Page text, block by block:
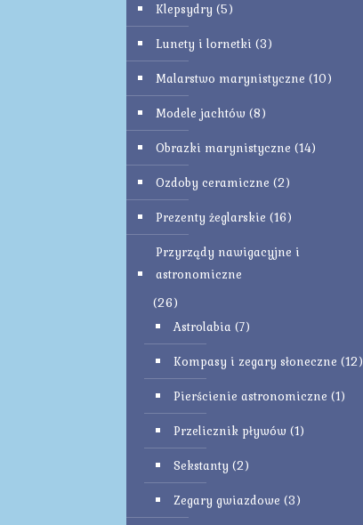
Klepsydry (5)
Lunety i lornetki (3)
Malarstwo marynistyczne (10)
Modele jachtów (8)
Obrazki marynistyczne (14)
Ozdoby ceramiczne (2)
Prezenty żeglarskie (16)
Przyrządy nawigacyjne i
astronomiczne
(26)
Astrolabia (7)
Kompasy i zegary słoneczne (12)
Pierścienie astronomiczne (1)
Przelicznik pływów (1)
Sekstanty (2)
Zegary gwiazdowe (3)